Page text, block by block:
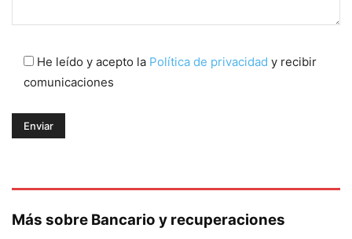
He leído y acepto la Política de privacidad y recibir
comunicaciones
Más sobre Bancario y recuperaciones